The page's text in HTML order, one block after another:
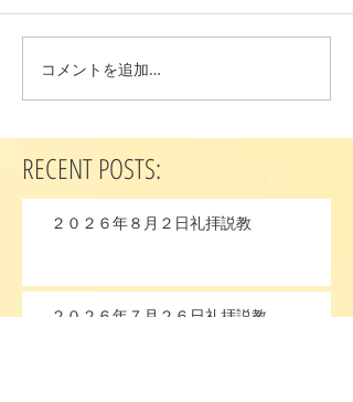
コメントを追加…
RECENT POSTS:
２０２６年８月２日礼拝説教
２０２６年７月２６日礼拝説教